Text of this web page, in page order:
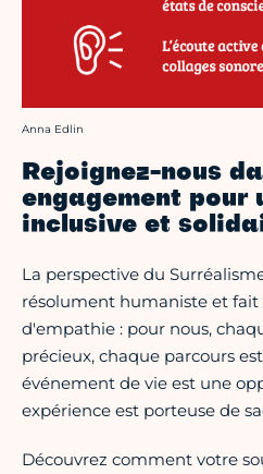
Crédit photo :
Anna Edlin
Rejoignez-nous
engagement pour
inclusive et
La perspective du
résolument humaniste et fait
d'empathie : pour nous,
précieux, chaque parcours
événement de vie est une
expérience est porteuse de
Découvrez comment votre